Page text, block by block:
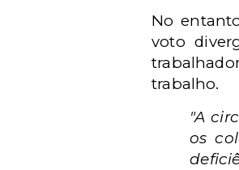
No
voto
trabalho.
"A
os